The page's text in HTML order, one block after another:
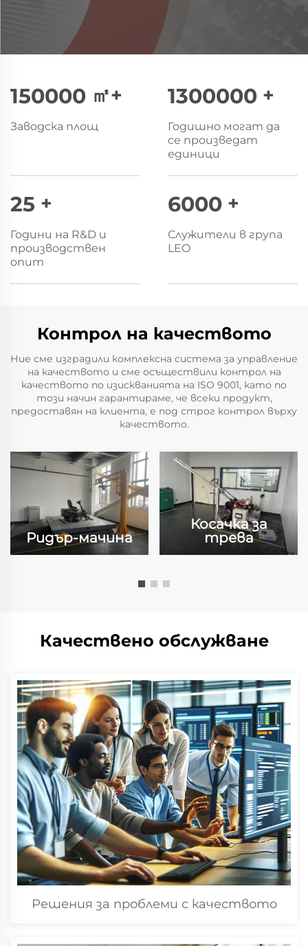
150000 ㎡+
Заводска площ
1300000 +
Годишно могат да
се произведат
единици
25 +
Години на R&D и
производствен
опит
6000 +
Служители в група
LEO
Контрол на качеството
Ние сме изградили комплексна система за управление
на качеството и сме осъществили контрол на
качеството по изискванията на ISO 9001, като по
този начин гарантираме, че всеки продукт,
предоставян на клиента, е под строг контрол върху
качеството.
Ридър-мачина
Косачка за
трева
Качествено обслужване
Решения за проблеми с качеството